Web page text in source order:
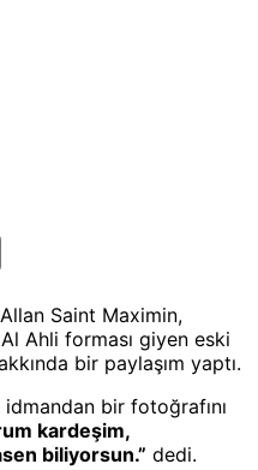
Allan Saint Maximin,
Ahli forması giyen eski
bir paylaşım yaptı.
bir fotoğrafını
kardeşim,
biliyorsun.” dedi.